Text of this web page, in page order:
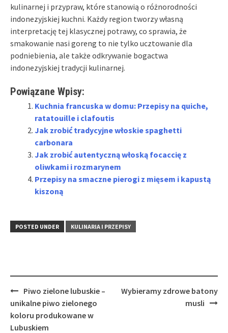
kulinarnej i przypraw, które stanowią o różnorodności
indonezyjskiej kuchni. Każdy region tworzy własną
interpretację tej klasycznej potrawy, co sprawia, że
smakowanie nasi goreng to nie tylko ucztowanie dla
podniebienia, ale także odkrywanie bogactwa
indonezyjskiej tradycji kulinarnej.
Powiązane Wpisy:
Kuchnia francuska w domu: Przepisy na quiche,
ratatouille i clafoutis
Jak zrobić tradycyjne włoskie spaghetti
carbonara
Jak zrobić autentyczną włoską focaccię z
oliwkami i rozmarynem
Przepisy na smaczne pierogi z mięsem i kapustą
kiszoną
POSTED UNDER KULINARIA I PRZEPISY
Post
navigation
Piwo zielone lubuskie –
unikalne piwo zielonego
koloru produkowane w
Lubuskiem
Wybieramy zdrowe batony
musli